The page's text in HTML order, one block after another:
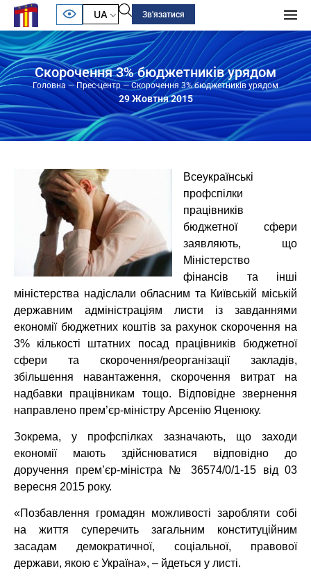
UA Зв'язатися
Скорочення 3% бюджетників урядом
Головна —Прес-центр—Скорочення 3% бюджетників урядом
29 Жовтня 2015
Всеукраїнські
профспілки
працівників
бюджетної сфери
заявляють, що
Міністерство
фінансів та інші
міністерства надіслали обласним та Київській міській
державним адміністраціям листи із завданнями
економії бюджетних коштів за рахунок скорочення на
3% кількості штатних посад працівників бюджетної
сфери та скорочення/реорганізації закладів,
збільшення навантаження, скорочення витрат на
надбавки працівникам тощо. Відповідне звернення
направлено прем’єр-міністру Арсенію Яценюку.
Зокрема, у профспілках зазначають, що заходи
економії мають здійснюватися відповідно до
доручення прем’єр-міністра № 36574/0/1-15 від 03
вересня 2015 року.
«Позбавлення громадян можливості заробляти собі
на життя суперечить загальним конституційним
засадам демократичної, соціальної, правової
держави, якою є Україна», – йдеться у листі.